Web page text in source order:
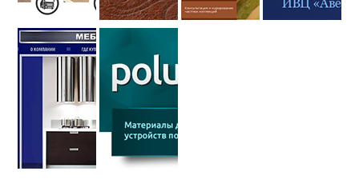
Создание
сайта
мебельной
фабрики
СтандАртМебель
сайта
компании
«Полюс
инвест»